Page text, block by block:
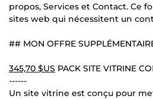
propos, Services et Contact. Ce
sites web qui nécessitent un
## MON OFFRE
345,70 $US PACK SITE VITRINE
------
Un site vitrine est conçu pour